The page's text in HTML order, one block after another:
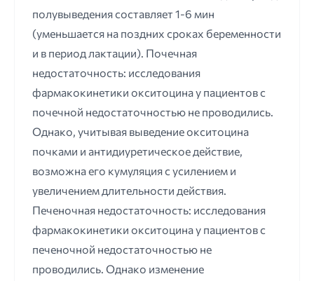
полувыведения составляет 1-6 мин
(уменьшается на поздних сроках беременности
и в период лактации). Почечная
недостаточность: исследования
фармакокинетики окситоцина у пациентов с
почечной недостаточностью не проводились.
Однако, учитывая выведение окситоцина
почками и антидиуретическое действие,
возможна его кумуляция с усилением и
увеличением длительности действия.
Печеночная недостаточность: исследования
фармакокинетики окситоцина у пациентов с
печеночной недостаточностью не
проводились. Однако изменение